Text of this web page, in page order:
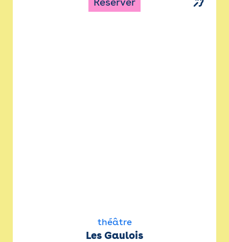
théâtre
Les Gaulois